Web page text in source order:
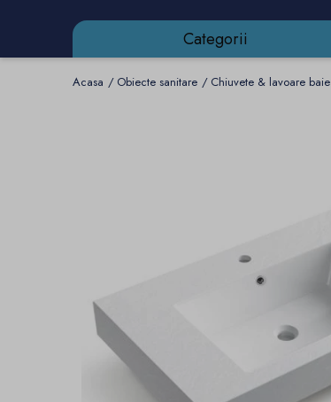
Categorii
Acasa Obiecte sanitare Chiuvete & lavoare baie